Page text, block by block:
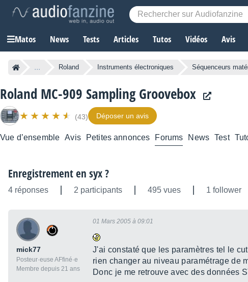
Matos News Tests Articles Tutos Vidéos Avis
... Roland Instruments électroniques Séquenceurs
Roland MC-909 Sampling Groovebox
(43) Déposer un avis
Vue d’ensemble Avis Petites annonces Forums News Test
Enregistrement en syx ?
4 réponses 2 participants 495 vues 1 follower
mick77
Posteur·euse AFfiné·e
Membre depuis 21 ans
01 Mars 2005 à 09:01
J'ai constaté que les paramètres tel le
rien changer au niveau paramétrage de
Donc je me retrouve avec des données